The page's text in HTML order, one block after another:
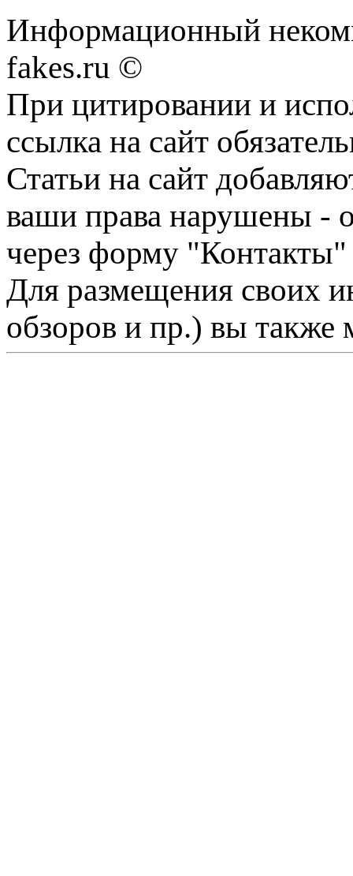
Информационный
fakes.ru ©
При цитировании и
ссылка на сайт
Статьи на сайт
ваши права нарушены -
через форму "Контакты"
Для размещения своих
обзоров и пр.) вы также